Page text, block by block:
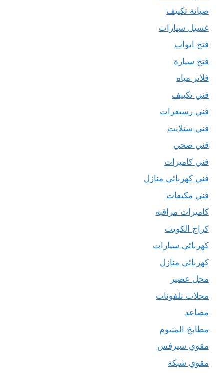
صيانة تكييف
غسيل سيارات
فتح ابواب
فتح سيارة
فلاتر مياه
فني تكييف
فني رسيفرات
فني ستلايت
فني صحي
فني كاميرات
فني كهربائي منازل
فني مكيفات
كاميرات مراقبة
كراج الكويت
كهربائي سيارات
كهربائي منازل
محل عصير
محلات تلفونات
مصاعد
مطابخ المنيوم
مقوي سيرفس
مقوي شبكة